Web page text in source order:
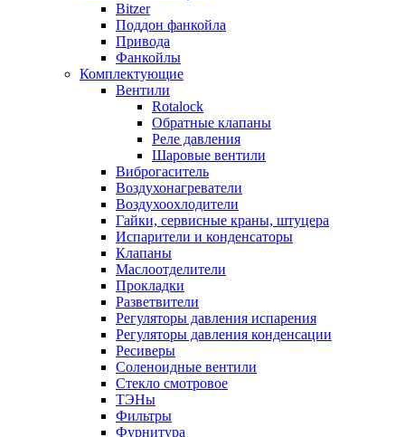
Bitzer
Поддон фанкойла
Привода
Фанкойлы
Комплектующие
Вентили
Rotalock
Обратные клапаны
Реле давления
Шаровые вентили
Виброгаситель
Воздухонагреватели
Воздухоохлодители
Гайки, сервисные краны, штуцера
Испарители и конденсаторы
Клапаны
Маслоотделители
Прокладки
Разветвители
Регуляторы давления испарения
Регуляторы давления конденсации
Ресиверы
Соленоидные вентили
Стекло смотровое
ТЭНы
Фильтры
Фурнитура